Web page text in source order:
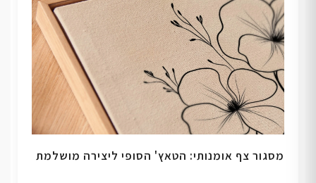
מסגור צף אומנותי: הטאץ' הסופי ליצירה מושלמת